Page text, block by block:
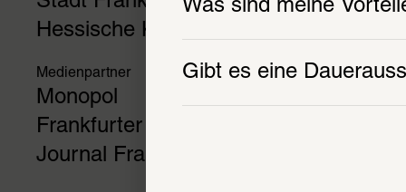
Hessische Kulturstiftung
Medienpartner
Monopol
Frankfurter Allgemeine Zeitung
Journal Frankfurt
Was sind meine
Gibt es eine